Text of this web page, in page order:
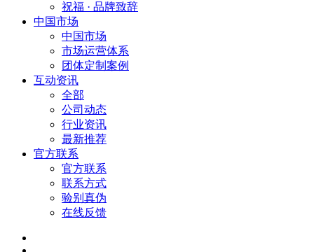
祝福 · 品牌致辞
中国市场
中国市场
市场运营体系
团体定制案例
互动资讯
全部
公司动态
行业资讯
最新推荐
官方联系
官方联系
联系方式
验别真伪
在线反馈